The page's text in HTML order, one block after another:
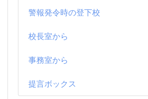
警報発令時の登下校
校長室から
事務室から
提言ボックス